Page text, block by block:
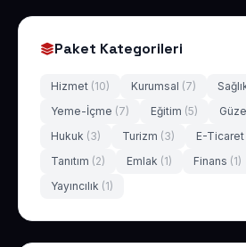
Paket Kategorileri
Hizmet (10) Kurumsal (7)
Yeme-İçme (7) Eğitim (5)
Hukuk (3) Turizm (3) E-Ticaret
Tanıtım (2) Emlak (1) Finans (1)
Yayıncılık (1)